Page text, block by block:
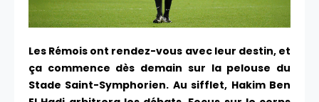
Les Rémois ont rendez-vous avec leur destin, et
ça commence dès demain sur la pelouse du
Stade Saint-Symphorien. Au sifflet, Hakim Ben